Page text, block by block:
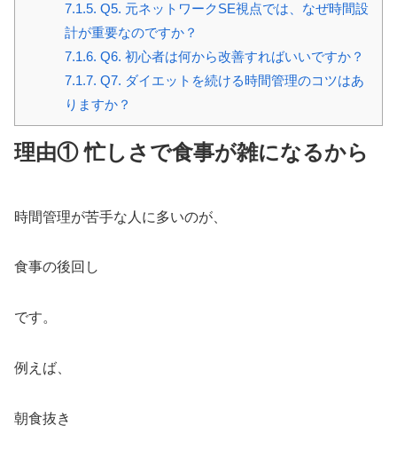
7.1.5. Q5. 元ネットワークSE視点では、なぜ時間設
計が重要なのですか？
7.1.6. Q6. 初心者は何から改善すればいいですか？
7.1.7. Q7. ダイエットを続ける時間管理のコツはあ
りますか？
理由① 忙しさで食事が雑になるから
時間管理が苦手な人に多いのが、
食事の後回し
です。
例えば、
朝食抜き